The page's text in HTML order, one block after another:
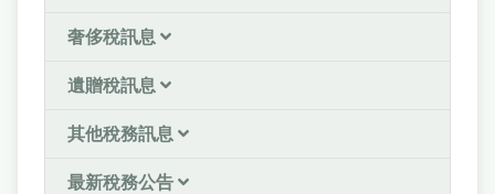
奢侈稅訊息
遺贈稅訊息
其他稅務訊息
最新稅務公告